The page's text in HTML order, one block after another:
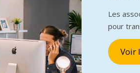
Les
pour
Voir